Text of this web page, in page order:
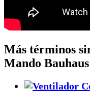
Más términos
Mando